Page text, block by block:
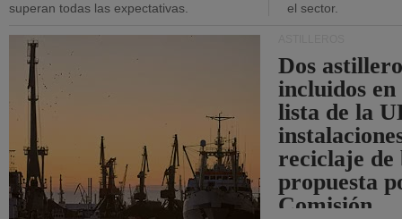
superan todas las expectativas.
el sector.
Dos
incluidos
lista de la
reciclaje de
propuesta
Comisión.